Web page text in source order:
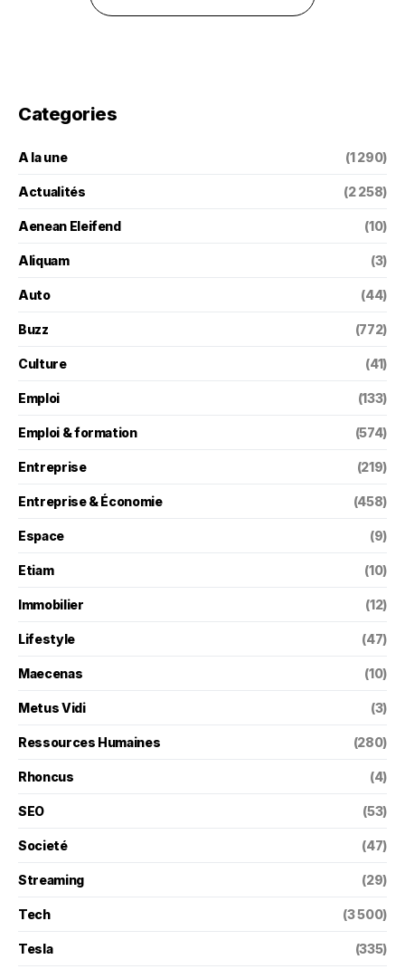
Categories
A la une (1 290)
Actualités (2 258)
Aenean Eleifend (10)
Aliquam (3)
Auto (44)
Buzz (772)
Culture (41)
Emploi (133)
Emploi & formation (574)
Entreprise (219)
Entreprise & Économie (458)
Espace (9)
Etiam (10)
Immobilier (12)
Lifestyle (47)
Maecenas (10)
Metus Vidi (3)
Ressources Humaines (280)
Rhoncus (4)
SEO (53)
Societé (47)
Streaming (29)
Tech (3 500)
Tesla (335)